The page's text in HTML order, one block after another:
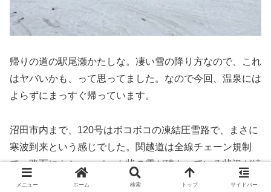
帰りの道の駅尾瀬かたしな。凄い雪の降り方なので、これ
はヤバいかも、って思ってました。なので今回、温泉には
よらずにまっすぐ帰っています。
沼田市内まで、120号はボコボコの凍結圧雪路で、まさに
寒波到来という感じでした。関越道は全線チェーン規制
で、路面にもシャーベット状の雪が積もっている状況が続
いていました。
メニュー ホーム 検索 トップ サイドバー